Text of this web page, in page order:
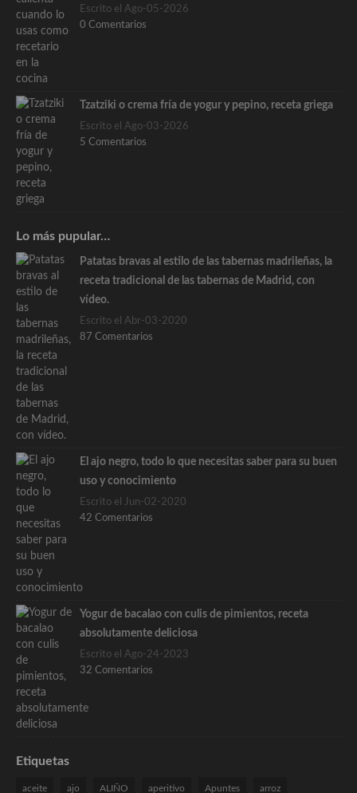
Escrito el Ago-05-2026
0 Comentarios
Tzatziki o crema fría de yogur y pepino, receta griega
Escrito el Ago-03-2026
5 Comentarios
Lo más pupular…
Patatas bravas al estilo de las tabernas madrileñas, la
receta tradicional de las tabernas de Madrid, con
vídeo.
Escrito el Abr-03-2020
87 Comentarios
El ajo negro, todo lo que necesitas saber para su buen
uso y conocimiento
Escrito el Jun-02-2020
42 Comentarios
Yogur de bacalao con culis de pimientos, receta
absolutamente deliciosa
Escrito el Ago-24-2023
32 Comentarios
Etiquetas
aceite ajo ALIÑO aperitivo Apuntes arroz